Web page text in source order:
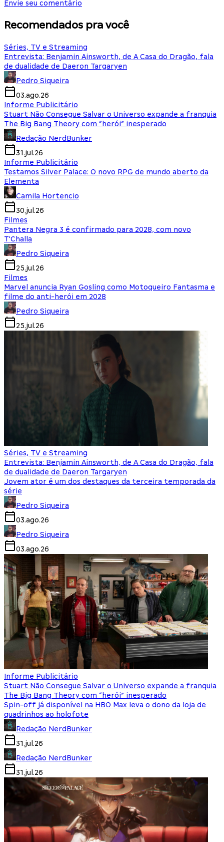
Envie seu comentário
Recomendados pra você
Séries, TV e Streaming
Entrevista: Benjamin Ainsworth, de A Casa do Dragão, fala
de dualidade de Daeron Targaryen
Pedro Siqueira
03.ago.26
Informe Publicitário
Stuart Não Consegue Salvar o Universo expande a franquia
The Big Bang Theory com “herói” inesperado
Redação NerdBunker
31.jul.26
Informe Publicitário
Testamos Silver Palace: O novo RPG de mundo aberto da
Elementa
Camila Hortencio
30.jul.26
Filmes
Pantera Negra 3 é confirmado para 2028, com novo
T'Challa
Pedro Siqueira
25.jul.26
Filmes
Marvel anuncia Ryan Gosling como Motoqueiro Fantasma e
filme do anti-herói em 2028
Pedro Siqueira
25.jul.26
Séries, TV e Streaming
Entrevista: Benjamin Ainsworth, de A Casa do Dragão, fala
de dualidade de Daeron Targaryen
Jovem ator é um dos destaques da terceira temporada da
série
Pedro Siqueira
03.ago.26
Pedro Siqueira
03.ago.26
Informe Publicitário
Stuart Não Consegue Salvar o Universo expande a franquia
The Big Bang Theory com “herói” inesperado
Spin-off já disponível na HBO Max leva o dono da loja de
quadrinhos ao holofote
Redação NerdBunker
31.jul.26
Redação NerdBunker
31.jul.26